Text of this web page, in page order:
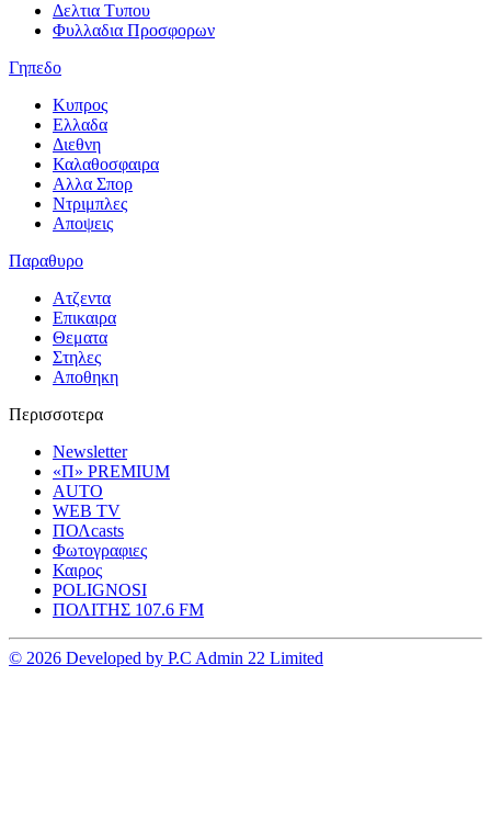
Δελτια Τυπου
Φυλλαδια Προσφορων
Γηπεδο
Κυπρος
Ελλαδα
Διεθνη
Καλαθοσφαιρα
Αλλα Σπορ
Ντριμπλες
Αποψεις
Παραθυρο
Ατζεντα
Επικαιρα
Θεματα
Στηλες
Αποθηκη
Περισσοτερα
Newsletter
«Π» PREMIUM
AUTO
WEB TV
ΠΟΛcasts
Φωτογραφιες
Καιρος
POLIGNOSI
ΠΟΛΙΤΗΣ 107.6 FM
© 2026 Developed by P.C Admin 22 Limited